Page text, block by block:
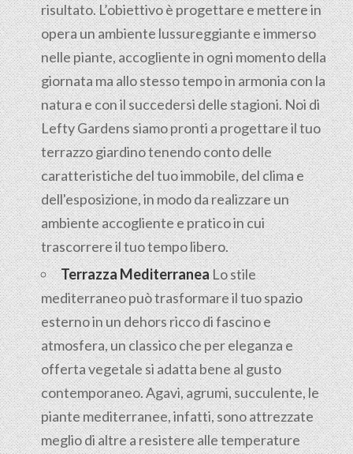
risultato. L’obiettivo è progettare e mettere in
opera un ambiente lussureggiante e immerso
nelle piante, accogliente in ogni momento della
giornata ma allo stesso tempo in armonia con la
natura e con il succedersi delle stagioni. Noi di
Lefty Gardens siamo pronti a progettare il tuo
terrazzo giardino tenendo conto delle
caratteristiche del tuo immobile, del clima e
dell'esposizione, in modo da realizzare un
ambiente accogliente e pratico in cui
trascorrere il tuo tempo libero.
Terrazza MediterraneaLo stile
mediterraneo può trasformare il tuo spazio
esterno in un dehors ricco di fascino e
atmosfera, un classico che per eleganza e
offerta vegetale si adatta bene al gusto
contemporaneo. Agavi, agrumi, succulente, le
piante mediterranee, infatti, sono attrezzate
meglio di altre a resistere alle temperature